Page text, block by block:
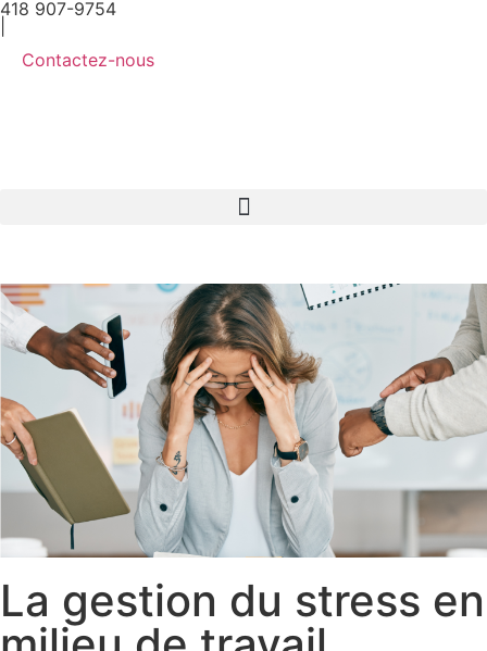
418 907-9754
Contactez-nous
La gestion du stress en